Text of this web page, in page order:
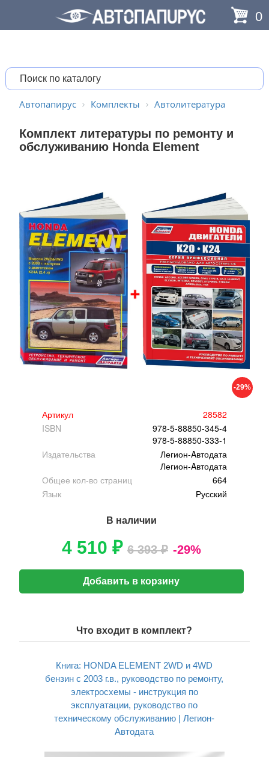
0
Автопапирус Комплекты Автолитература
Комплект литературы по ремонту и
обслуживанию Honda Element
-29%
Артикул
28582
ISBN
978-5-88850-345-4
978-5-88850-333-1
Издательства
Легион-Aвтодата
Легион-Aвтодата
Общее кол-во страниц
664
Язык
Русский
В наличии
4 510 ₽ 6 393 ₽ -29%
Добавить в корзину
Что входит в комплект?
Книга: HONDA ELEMENT 2WD и 4WD
бензин с 2003 г.в., руководство по ремонту,
электросхемы - инструкция по
эксплуатации, руководство по
техническому обслуживанию | Легион-
Aвтодата